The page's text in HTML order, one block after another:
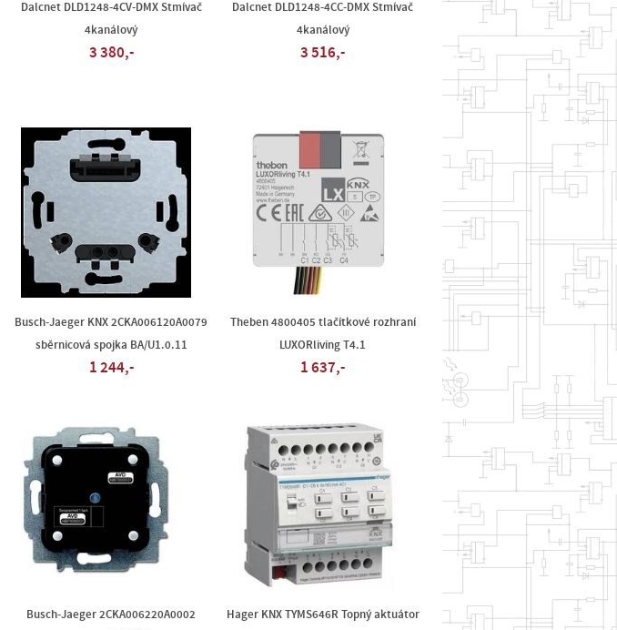
Dalcnet DLD1248-4CV-DMX Stmívač
4kanálový
3 380,-
Dalcnet DLD1248-4CC-DMX Stmívač
4kanálový
3 516,-
Busch-Jaeger KNX 2CKA006120A0079
sběrnicová spojka BA/U1.0.11
1 244,-
Theben 4800405 tlačítkové rozhraní
LUXORliving T4.1
1 637,-
Busch-Jaeger 2CKA006220A0002
Hager KNX TYMS646R Topný aktuátor